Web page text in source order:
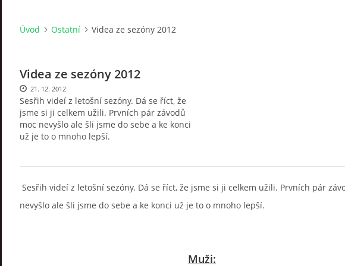
Úvod Ostatní Videa ze sezóny 2012
Videa ze sezóny 2012
21. 12. 2012
Sesřih videí z letošní sezóny. Dá se říct, že
jsme si ji celkem užili. Prvních pár závodů
moc nevyšlo ale šli jsme do sebe a ke konci
už je to o mnoho lepší.
Sesřih videí z letošní sezóny. Dá se říct, že jsme si ji celkem užili. Prvních pár
nevyšlo ale šli jsme do sebe a ke konci už je to o mnoho lepší.
Muži: